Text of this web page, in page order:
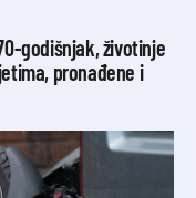
70-godišnjak, životinje
pronađene i